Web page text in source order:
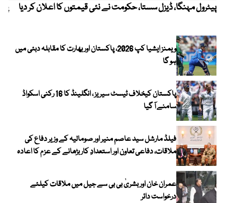
پیٹرول مہنگا، ڈیزل سستا، حکومت نے نئی قیمتوں کا اعلان کر دیا
ویمنز ایشیا کپ 2026، پاکستان اور بھارت کا مقابلہ دبئی میں
ہو گا
پاکستان کیخلاف ٹیسٹ سیریز ، انگلینڈ کا 16 رکنی اسکواڈ
سامنے آ گیا
فیلڈ مارشل سید عاصم منیر اور صومالیہ کے وزیر دفاع کی
ملاقات، دفاعی تعاون اور استعدادِ کار بڑھانے کے عزم کا اعادہ
عمران خان اور بشریٰ بی بی سے جیل میں ملاقات کیلئے
درخواست دائر